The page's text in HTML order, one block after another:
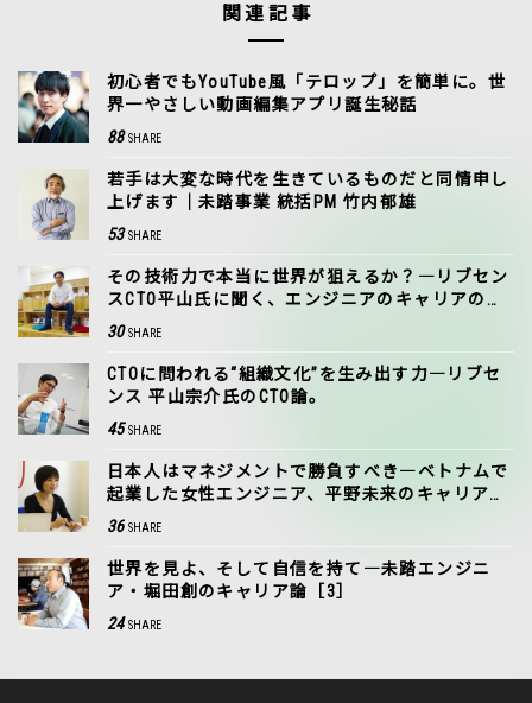
関連記事
初心者でもYouTube風「テロップ」を簡単に。世
界一やさしい動画編集アプリ誕生秘話
88 SHARE
若手は大変な時代を生きているものだと同情申し
上げます｜未踏事業 統括PM 竹内郁雄
53 SHARE
その技術力で本当に世界が狙えるか？―リブセン
スCTO平山氏に聞く、エンジニアのキャリアの見
極め方。
30 SHARE
CTOに問われる“組織文化”を生み出す力―リブセ
ンス 平山宗介氏のCTO論。
45 SHARE
日本人はマネジメントで勝負すべき―ベトナムで
起業した女性エンジニア、平野未来のキャリア論
［1］
36 SHARE
世界を見よ、そして自信を持て―未踏エンジニ
ア・堀田創のキャリア論［3］
24 SHARE